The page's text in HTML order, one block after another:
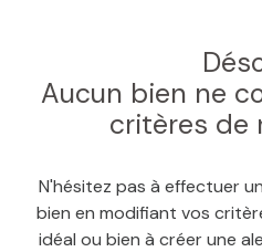
ALERTE
MAIL
Aucun bien ne
critères de
N'hésitez pas à effectuer
bien en modifiant vos
idéal ou bien à créer une